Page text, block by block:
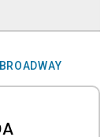
BROADWAY